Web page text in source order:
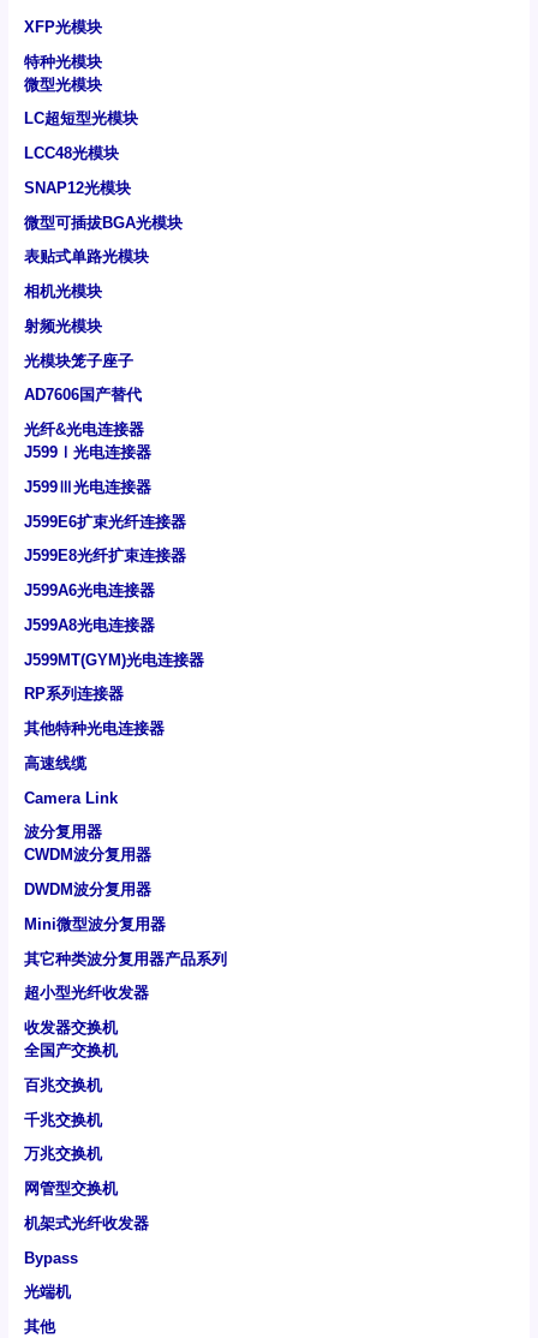
XFP光模块
特种光模块
微型光模块
LC超短型光模块
LCC48光模块
SNAP12光模块
微型可插拔BGA光模块
表贴式单路光模块
相机光模块
射频光模块
光模块笼子座子
AD7606国产替代
光纤&光电连接器
J599Ⅰ光电连接器
J599Ⅲ光电连接器
J599E6扩束光纤连接器
J599E8光纤扩束连接器
J599A6光电连接器
J599A8光电连接器
J599MT(GYM)光电连接器
RP系列连接器
其他特种光电连接器
高速线缆
Camera Link
波分复用器
CWDM波分复用器
DWDM波分复用器
Mini微型波分复用器
其它种类波分复用器产品系列
超小型光纤收发器
收发器交换机
全国产交换机
百兆交换机
千兆交换机
万兆交换机
网管型交换机
机架式光纤收发器
Bypass
光端机
其他